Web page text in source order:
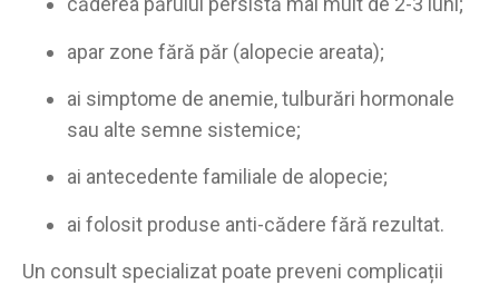
apar zone fără păr (alopecie areata);
ai simptome de anemie, tulburări hormonale
sau alte semne sistemice;
ai antecedente familiale de alopecie;
ai folosit produse anti-cădere fără rezultat.
Un consult specializat poate preveni complicații